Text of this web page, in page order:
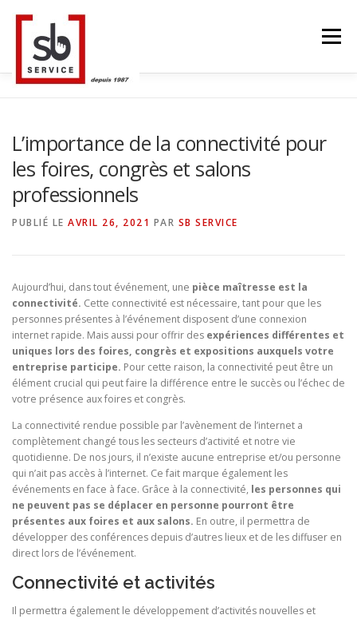
contenu
Menu
STRUCTURE ALU
L’importance de la connectivité pour
les foires, congrès et salons
professionnels
PUBLIÉ LE AVRIL 26, 2021 PAR SB SERVICE
Aujourd’hui, dans tout événement, une pièce maîtresse est la
connectivité. Cette connectivité est nécessaire, tant pour que les
personnes présentes à l’événement disposent d’une connexion
internet rapide. Mais aussi pour offrir des expériences différentes et
uniques lors des foires, congrès et expositions auxquels votre
entreprise participe. Pour cette raison, la connectivité peut être un
élément crucial qui peut faire la différence entre le succès ou l’échec de
votre présence aux foires et congrès.
La connectivité rendue possible par l’avènement de l’internet a
complètement changé tous les secteurs d’activité et notre vie
quotidienne. De nos jours, il n’existe aucune entreprise et/ou personne
qui n’ait pas accès à l’internet. Ce fait marque également les
événements en face à face. Grâce à la connectivité, les personnes qui
ne peuvent pas se déplacer en personne pourront être
présentes aux foires et aux salons. En outre, il permettra de
développer des conférences depuis d’autres lieux et de les diffuser en
direct lors de l’événement.
Connectivité et activités
Il permettra également le développement d’activités nouvelles et